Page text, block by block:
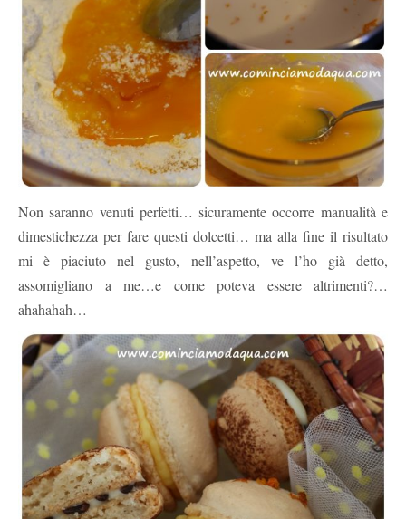
Non saranno venuti perfetti… sicuramente occorre manualità e
dimestichezza per fare questi dolcetti… ma alla fine il risultato
mi è piaciuto nel gusto, nell’aspetto, ve l’ho già detto,
assomigliano a me…e come poteva essere altrimenti?…
ahahahah…